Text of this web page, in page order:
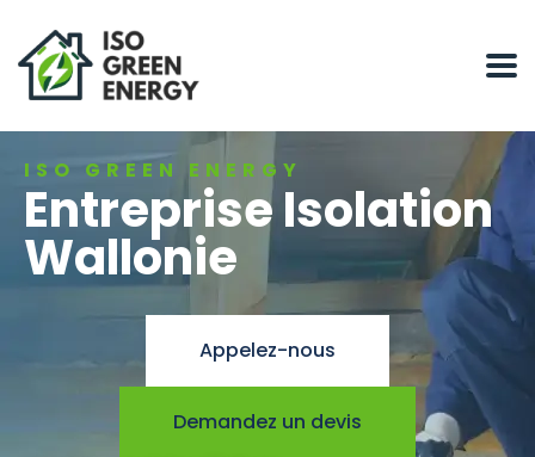
ISO GREEN ENERGY
Entreprise Isolation
Wallonie
Appelez-nous
Demandez un devis